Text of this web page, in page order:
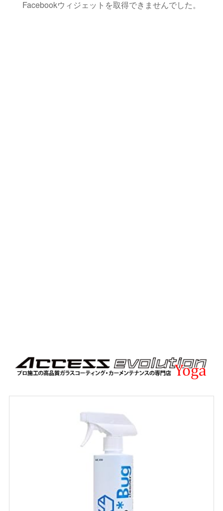
Facebookウィジェットを取得できませんでした。